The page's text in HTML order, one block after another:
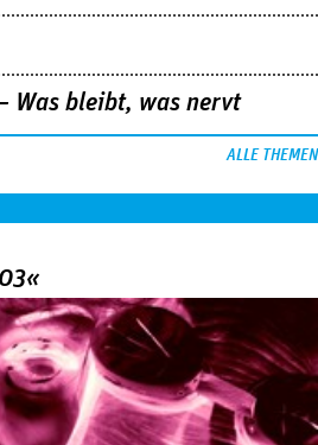
Was bleibt, was nervt
ALLE THEMEN